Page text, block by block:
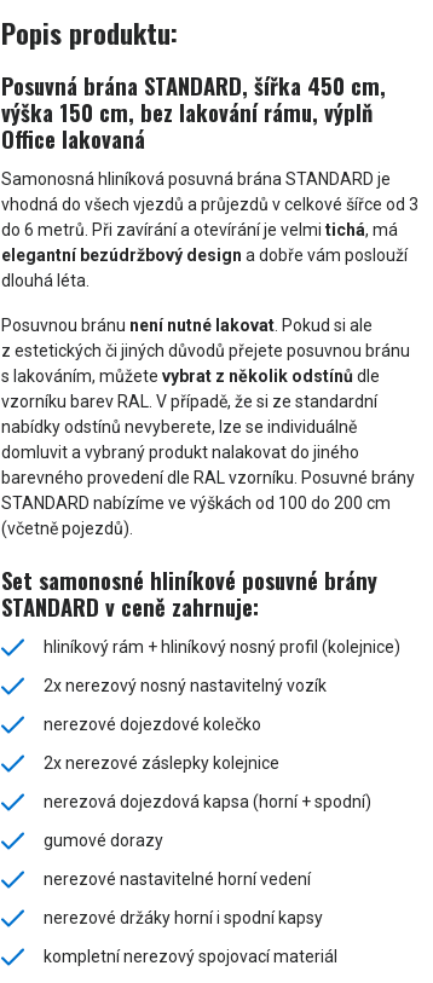
Popis produktu:
Posuvná brána STANDARD, šířka 450 cm,
výška 150 cm, bez lakování rámu, výplň
Office lakovaná
Samonosná hliníková posuvná brána STANDARD je
vhodná do všech vjezdů a průjezdů v celkové šířce od 3
do 6 metrů. Při zavírání a otevírání je velmitichá, má
elegantní bezúdržbový design a dobře vám poslouží
dlouhá léta.
Posuvnou bránu není nutné lakovat. Pokud si ale
z estetických či jiných důvodů přejete posuvnou bránu
s lakováním, můžetevybrat z několik odstínůdle
vzorníku barev RAL. V případě, že si ze standardní
nabídky odstínů nevyberete, lze se individuálně
domluvit a vybraný produkt nalakovat do jiného
barevného provedení dle RAL vzorníku. Posuvné brány
STANDARD nabízíme ve výškách od 100 do 200 cm
(včetně pojezdů).
Set samonosné hliníkové posuvné brány
STANDARD v ceně zahrnuje:
hliníkový rám + hliníkový nosný profil (kolejnice)
2x nerezový nosný nastavitelný vozík
nerezové dojezdové kolečko
2x nerezové záslepky kolejnice
nerezová dojezdová kapsa (horní + spodní)
gumové dorazy
nerezové nastavitelné horní vedení
nerezové držáky horní i spodní kapsy
kompletní nerezový spojovací materiál